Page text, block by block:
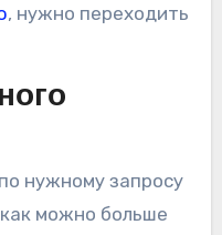
, нужно переходить
нужному запросу
можно больше